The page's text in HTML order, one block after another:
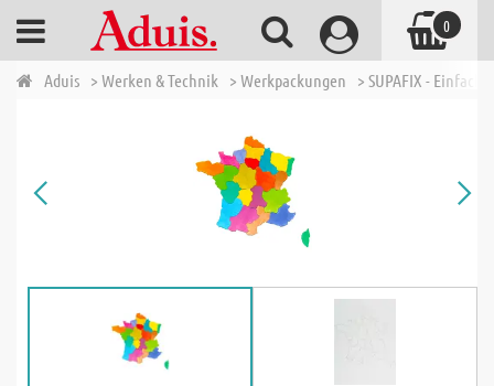
Aduis > Werken & Technik > Werkpackungen > SUPAFIX -
0